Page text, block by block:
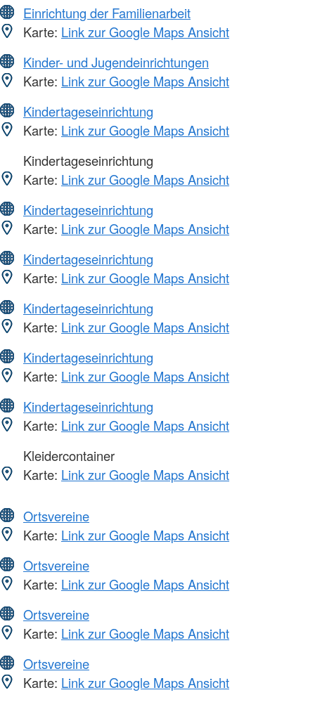
Einrichtung der Familienarbeit
Karte: Link zur Google Maps Ansicht
Kinder- und Jugendeinrichtungen
Karte: Link zur Google Maps Ansicht
Kindertageseinrichtung
Karte: Link zur Google Maps Ansicht
Kindertageseinrichtung
Karte: Link zur Google Maps Ansicht
Kindertageseinrichtung
Karte: Link zur Google Maps Ansicht
Kindertageseinrichtung
Karte: Link zur Google Maps Ansicht
Kindertageseinrichtung
Karte: Link zur Google Maps Ansicht
Kindertageseinrichtung
Karte: Link zur Google Maps Ansicht
Kindertageseinrichtung
Karte: Link zur Google Maps Ansicht
Kleidercontainer
Karte: Link zur Google Maps Ansicht
Ortsvereine
Karte: Link zur Google Maps Ansicht
Ortsvereine
Karte: Link zur Google Maps Ansicht
Ortsvereine
Karte: Link zur Google Maps Ansicht
Ortsvereine
Karte: Link zur Google Maps Ansicht